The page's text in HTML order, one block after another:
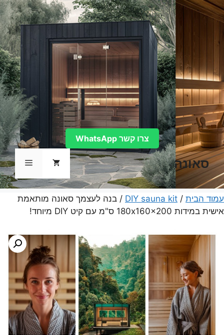
לדלג
לתוכן
סאונה תפריט
צרו קשר WhatsApp
עמוד הבית /
DIY sauna kit / בנה לעצמך סאונה מותאמת
אישית במידות 180x160x200 ס"מ עם קיט DIY מיוחד!